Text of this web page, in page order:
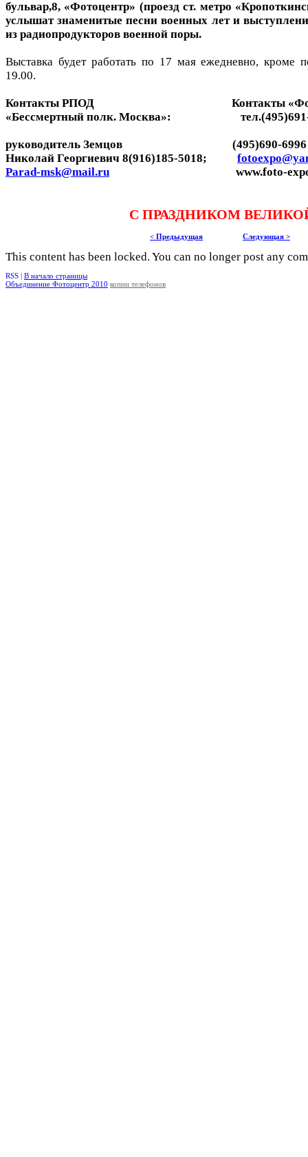
бульвар,8, «Фотоцентр» (проезд ст. метро
услышат знаменитые песни военных лет и
из радиопродукторов военной поры.
Выставка будет работать по 17 мая ежедневно, кроме
19.00.
Контакты РПОД Контакты
«Бессмертный полк. Москва»: тел.(495)691-
руководитель Земцов (495)690-6996
Николай Георгиевич 8(916)185-5018;
Parad-msk@mail.ru www.foto-
С ПРАЗДНИКОМ ВЕЛИКОЙ
< Предыдущая Следующая >
This content has been locked. You can no longer post any
RSS | В начало страницы
Объединение Фотоцентр 2010 копии телефонов